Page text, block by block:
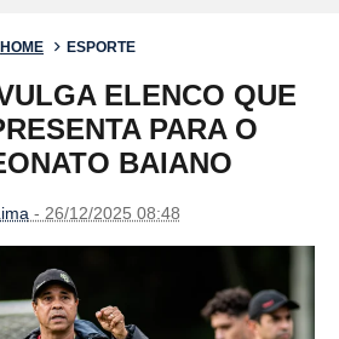
HOME ESPORTE
ELENCO QUE
PARA O
BAIANO
- 26/12/2025 08:48